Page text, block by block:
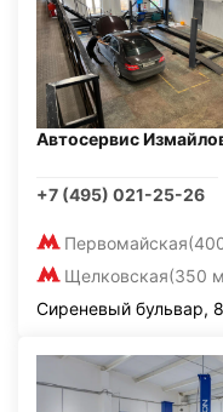
Автосервис
+7 (495) 021-25-26
Первомайская
Щелковская(350
Сиреневый бульвар,